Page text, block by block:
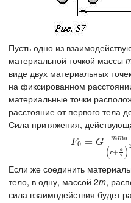
Пусть одно из
материальной точкой массы
виде двух материальных
на фиксированном
материальные точки
расстояние от первого тела
Сила притяжения,
F0 = G
mm0
(r+ a
2 ) 2
F0 =G mm0(r+a
Если же соединить
тело, в одну, массой 2m,
сила взаимодействия будет